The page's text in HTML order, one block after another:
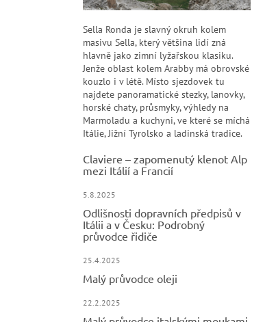
Sella Ronda je slavný okruh kolem
masivu Sella, který většina lidí zná
hlavně jako zimní lyžařskou klasiku.
Jenže oblast kolem Arabby má obrovské
kouzlo i v létě. Místo sjezdovek tu
najdete panoramatické stezky, lanovky,
horské chaty, průsmyky, výhledy na
Marmoladu a kuchyni, ve které se míchá
Itálie, Jižní Tyrolsko a ladinská tradice.
Claviere – zapomenutý klenot Alp
mezi Itálií a Francií
5.8.2025
Odlišnosti dopravních předpisů v
Itálii a v Česku: Podrobný
průvodce řidiče
25.4.2025
Malý průvodce oleji
22.2.2025